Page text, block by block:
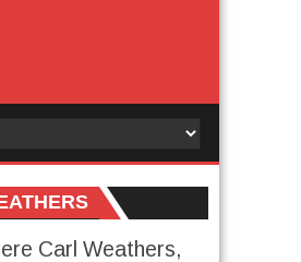
Carl Weathers,